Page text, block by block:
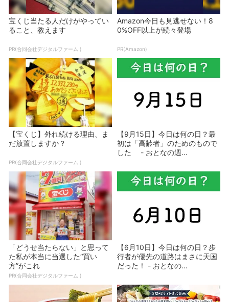
宝くじ当たる人だけがやってい
ること、教えます
PR(合同会社デジタルファーム )
Amazon今日も見逃せない！8
0%OFF以上が続々登場
PR(Amazon)
【宝くじ】外れ続ける理由、ま
だ放置しますか？
PR(合同会社デジタルファーム )
【9月15日】今日は何の日？最
初は「高齢者」のためのもので
した - おとなの週...
「どうせ当たらない」と思って
た私が本当に当選した“買い
方”がこれ
PR(合同会社デジタルファーム )
【6月10日】今日は何の日？歩
行者が優先の道路はまさに天国
だった！ - おとなの...